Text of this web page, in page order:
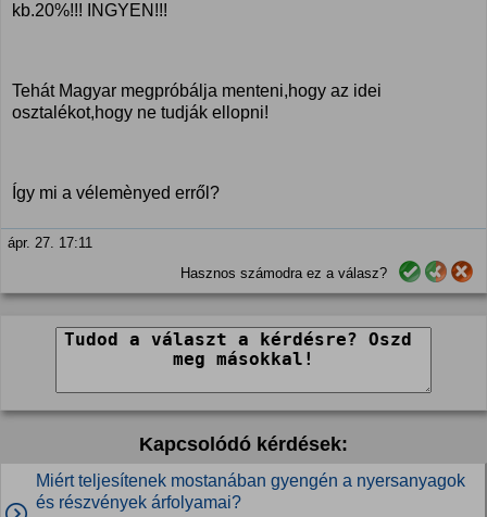
kb.20%!!! INGYEN!!!
Tehát Magyar megpróbálja menteni,hogy az idei
osztalékot,hogy ne tudják ellopni!
Így mi a vélemènyed erről?
ápr. 27. 17:11
Hasznos számodra ez a válasz?
Kapcsolódó kérdések:
Miért teljesítenek mostanában gyengén a nyersanyagok
és részvények árfolyamai?